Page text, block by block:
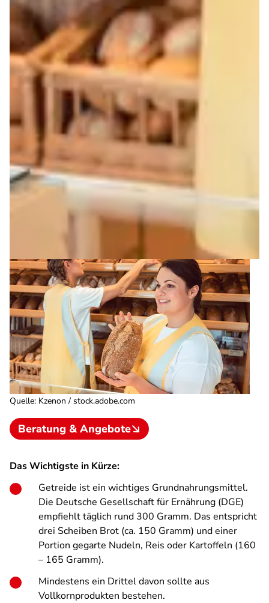
Quelle: Kzenon / stock.adobe.com
Beratung & Angebote
Das Wichtigste in Kürze:
Getreide ist ein wichtiges Grundnahrungsmittel.
Die Deutsche Gesellschaft für Ernährung (DGE)
empfiehlt täglich rund 300 Gramm. Das entspricht
drei Scheiben Brot (ca. 150 Gramm) und einer
Portion gegarte Nudeln, Reis oder Kartoffeln (160
– 165 Gramm).
Mindestens ein Drittel davon sollte aus
Vollkornprodukten bestehen.